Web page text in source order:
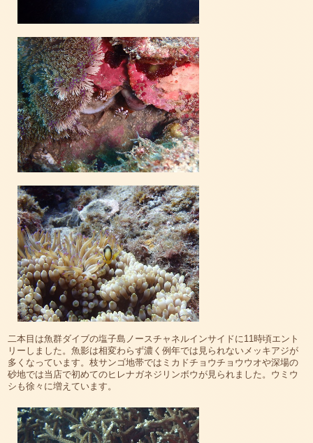
二本目は魚群ダイブの塩子島ノースチャネルインサイドに11時頃エント
リーしました。魚影は相変わらず濃く例年では見られないメッキアジが
多くなっています。枝サンゴ地帯ではミカドチョウチョウウオや深場の
砂地では当店で初めてのヒレナガネジリンボウが見られました。ウミウ
シも徐々に増えています。